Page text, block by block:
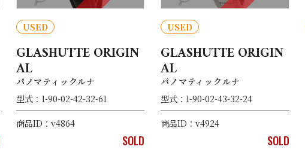
USED
GLASHUTTE ORIGIN
AL
パノマティックルナ
型式：1-90-02-42-32-61
商品ID：v4864
SOLD
USED
GLASHUTTE ORIGIN
AL
パノマティックルナ
型式：1-90-02-43-32-24
商品ID：v4924
SOLD